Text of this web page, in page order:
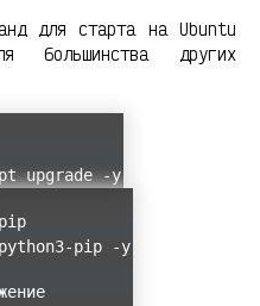
для старта на Ubuntu
других
upgrade -y
pip -y